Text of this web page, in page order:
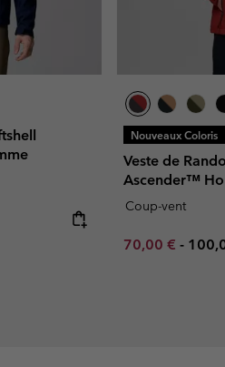
Nouveaux Coloris
Veste de
Ascender™
Coup-vent
Minimum sale
70,00 €-